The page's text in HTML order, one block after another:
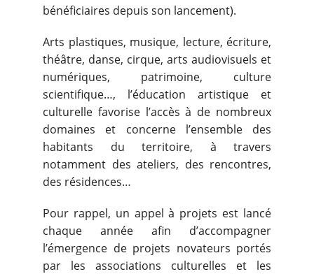
bénéficiaires depuis son lancement).
Arts plastiques, musique, lecture, écriture,
théâtre, danse, cirque, arts audiovisuels et
numériques, patrimoine, culture
scientifique…, l’éducation artistique et
culturelle favorise l’accès à de nombreux
domaines et concerne l’ensemble des
habitants du territoire, à travers
notamment des ateliers, des rencontres,
des résidences…
Pour rappel, un appel à projets est lancé
chaque année afin d’accompagner
l’émergence de projets novateurs portés
par les associations culturelles et les